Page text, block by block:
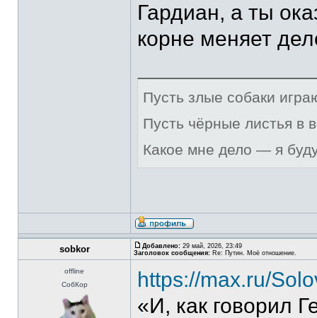
Гардиан, а ты
корне меняет
Пусть злые собаки
Пусть чёрные листья в
Какое мне дело — я
sobkor Добавлено: 29 май, 2026, 23:49
Заголовок сообщения: Re: Путин. Моё отношение.
offline
СобКор
https://max.ru/
«И, как говорил